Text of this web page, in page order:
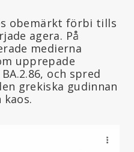
obemärkt förbi tills
agera. På
medierna
upprepade
och spred
grekiska gudinnan